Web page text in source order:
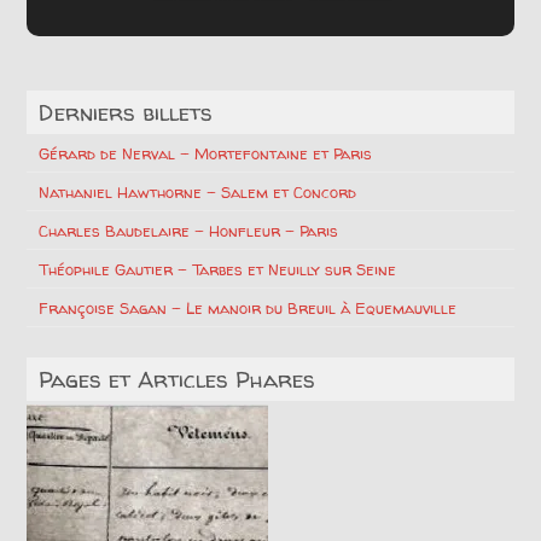
Derniers billets
Gérard de Nerval – Mortefontaine et Paris
Nathaniel Hawthorne – Salem et Concord
Charles Baudelaire – Honfleur – Paris
Théophile Gautier – Tarbes et Neuilly sur Seine
Françoise Sagan – Le manoir du Breuil à Equemauville
Pages et Articles Phares